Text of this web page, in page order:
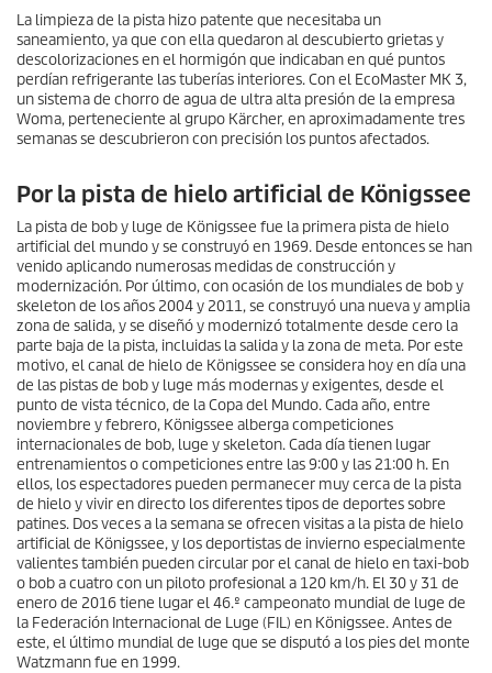
La limpieza de la pista hizo patente que necesitaba un
saneamiento, ya que con ella quedaron al descubierto grietas y
descolorizaciones en el hormigón que indicaban en qué puntos
perdían refrigerante las tuberías interiores. Con el EcoMaster MK 3,
un sistema de chorro de agua de ultra alta presión de la empresa
Woma, perteneciente al grupo Kärcher, en aproximadamente tres
semanas se descubrieron con precisión los puntos afectados.
Por la pista de hielo artificial de Königssee
La pista de bob y luge de Königssee fue la primera pista de hielo
artificial del mundo y se construyó en 1969. Desde entonces se han
venido aplicando numerosas medidas de construcción y
modernización. Por último, con ocasión de los mundiales de bob y
skeleton de los años 2004 y 2011, se construyó una nueva y amplia
zona de salida, y se diseñó y modernizó totalmente desde cero la
parte baja de la pista, incluidas la salida y la zona de meta. Por este
motivo, el canal de hielo de Königssee se considera hoy en día una
de las pistas de bob y luge más modernas y exigentes, desde el
punto de vista técnico, de la Copa del Mundo. Cada año, entre
noviembre y febrero, Königssee alberga competiciones
internacionales de bob, luge y skeleton. Cada día tienen lugar
entrenamientos o competiciones entre las 9:00 y las 21:00 h. En
ellos, los espectadores pueden permanecer muy cerca de la pista
de hielo y vivir en directo los diferentes tipos de deportes sobre
patines. Dos veces a la semana se ofrecen visitas a la pista de hielo
artificial de Königssee, y los deportistas de invierno especialmente
valientes también pueden circular por el canal de hielo en taxi-bob
o bob a cuatro con un piloto profesional a 120 km/h. El 30 y 31 de
enero de 2016 tiene lugar el 46.º campeonato mundial de luge de
la Federación Internacional de Luge (FIL) en Königssee. Antes de
este, el último mundial de luge que se disputó a los pies del monte
Watzmann fue en 1999.